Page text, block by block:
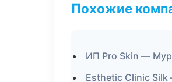
Похожие
ИП Pro Skin —
Esthetic Clinic